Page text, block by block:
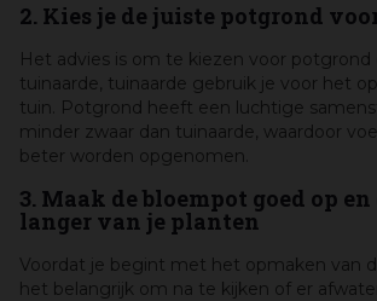
2. Kies je de juiste potgrond
Het advies is om te kiezen voor potgrond
tuinaarde, tuinaarde gebruik je voor het
tuin. Potgrond heeft een luchtige
minder zwaar dan tuinaarde, waardoor
beter worden opgenomen.
3. Maak de bloempot goed op
langer van je planten
Voordat je begint met het opmaken van
het belangrijk om na te kijken of er